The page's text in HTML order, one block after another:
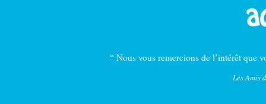
“ Nous vous remercions de l’intérêt que
Les Amis